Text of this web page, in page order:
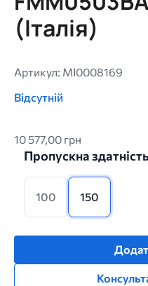
(Італія)
Артикул: MI0008169
Відсутній
10 577,00 грн
Пропускна
100 150